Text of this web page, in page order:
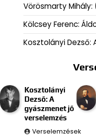
Vörösmarty
Kölcsey Ferenc:
Kosztolányi Dezső:
Kosztolányi
Dezső: A
gyászmenet jő
verselemzés
Verselemzések